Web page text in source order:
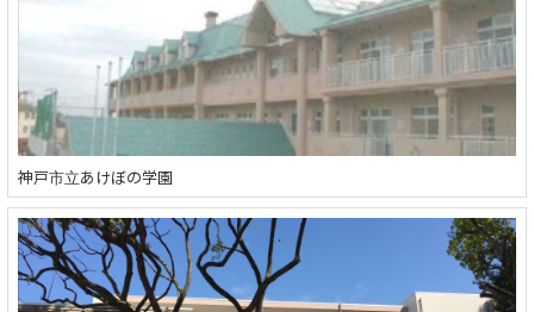
神戸市立あけぼの学園